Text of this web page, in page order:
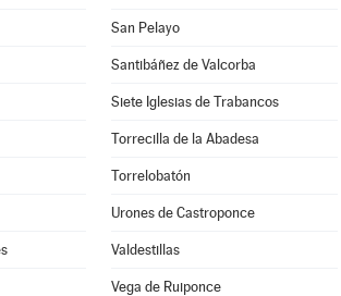
San Pelayo
Santibáñez de Valcorba
Siete Iglesias de Trabancos
Torrecilla de la Abadesa
Torrelobatón
Urones de Castroponce
Valdestillas
Vega de Ruiponce